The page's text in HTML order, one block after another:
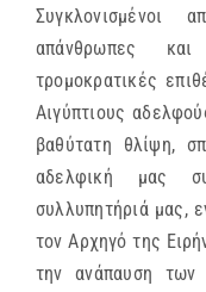
απάνθρωπες και
τρομοκρατικές
Αιγύπτιους
βαθύτατη θλίψη,
αδελφική μας
συλλυπητήριά μας,
τον Αρχηγό της
την ανάπαυση